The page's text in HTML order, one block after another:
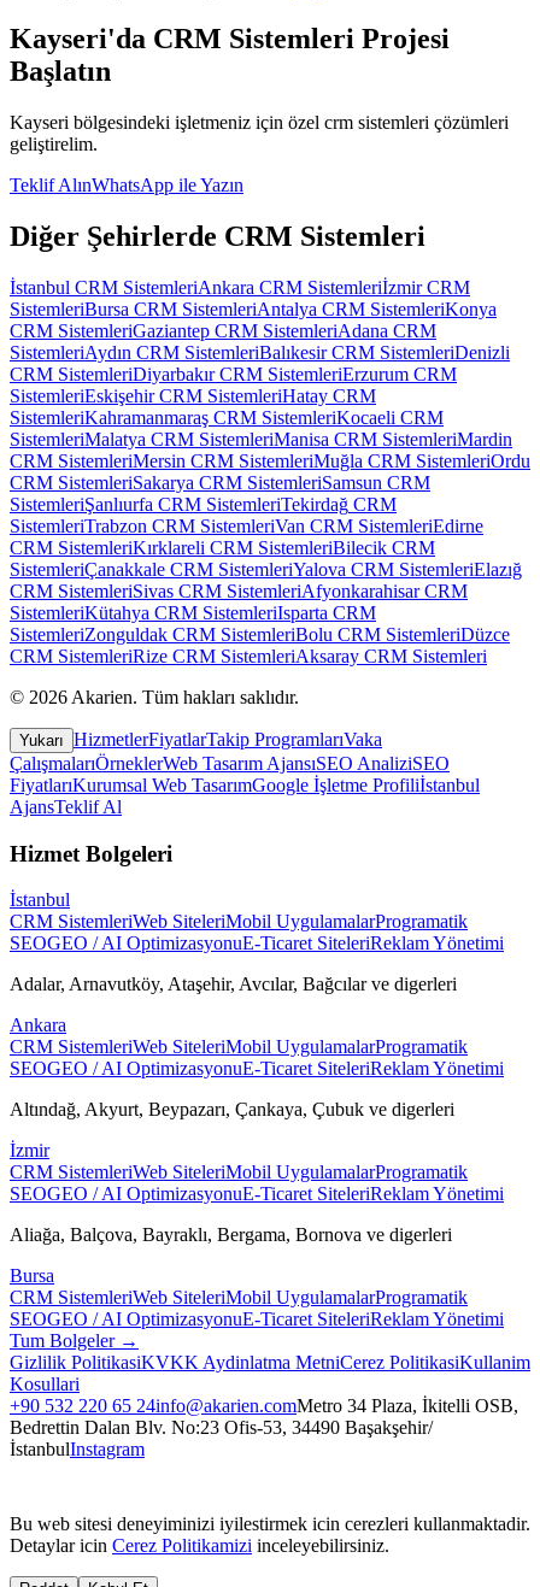
Kayseri'da CRM Sistemleri Projesi
Başlatın
Kayseri bölgesindeki işletmeniz için özel crm sistemleri çözümleri
geliştirelim.
Teklif AlınWhatsApp ile Yazın
Diğer Şehirlerde CRM Sistemleri
İstanbul CRM SistemleriAnkara CRM Sistemleriİzmir CRM
SistemleriBursa CRM SistemleriAntalya CRM SistemleriKonya
CRM SistemleriGaziantep CRM SistemleriAdana CRM
SistemleriAydın CRM SistemleriBalıkesir CRM SistemleriDenizli
CRM SistemleriDiyarbakır CRM SistemleriErzurum CRM
SistemleriEskişehir CRM SistemleriHatay CRM
SistemleriKahramanmaraş CRM SistemleriKocaeli CRM
SistemleriMalatya CRM SistemleriManisa CRM SistemleriMardin
CRM SistemleriMersin CRM SistemleriMuğla CRM SistemleriOrdu
CRM SistemleriSakarya CRM SistemleriSamsun CRM
SistemleriŞanlıurfa CRM SistemleriTekirdağ CRM
SistemleriTrabzon CRM SistemleriVan CRM SistemleriEdirne
CRM SistemleriKırklareli CRM SistemleriBilecik CRM
SistemleriÇanakkale CRM SistemleriYalova CRM SistemleriElazığ
CRM SistemleriSivas CRM SistemleriAfyonkarahisar CRM
SistemleriKütahya CRM SistemleriIsparta CRM
SistemleriZonguldak CRM SistemleriBolu CRM SistemleriDüzce
CRM SistemleriRize CRM SistemleriAksaray CRM Sistemleri
© 2026 Akarien. Tüm hakları saklıdır.
Yukarı HizmetlerFiyatlarTakip ProgramlarıVaka
ÇalışmalarıÖrneklerWeb Tasarım AjansıSEO AnaliziSEO
FiyatlarıKurumsal Web TasarımGoogle İşletme Profiliİstanbul
AjansTeklif Al
Hizmet Bolgeleri
İstanbul
CRM SistemleriWeb SiteleriMobil UygulamalarProgramatik
SEOGEO / AI OptimizasyonuE-Ticaret SiteleriReklam Yönetimi
Adalar, Arnavutköy, Ataşehir, Avcılar, Bağcılarve digerleri
Ankara
CRM SistemleriWeb SiteleriMobil UygulamalarProgramatik
SEOGEO / AI OptimizasyonuE-Ticaret SiteleriReklam Yönetimi
Altındağ, Akyurt, Beypazarı, Çankaya, Çubuk ve digerleri
İzmir
CRM SistemleriWeb SiteleriMobil UygulamalarProgramatik
SEOGEO / AI OptimizasyonuE-Ticaret SiteleriReklam Yönetimi
Aliağa, Balçova, Bayraklı, Bergama, Bornova ve digerleri
Bursa
CRM SistemleriWeb SiteleriMobil UygulamalarProgramatik
SEOGEO / AI OptimizasyonuE-Ticaret SiteleriReklam Yönetimi
Tum Bolgeler →
Gizlilik PolitikasiKVKK Aydinlatma MetniCerez PolitikasiKullanim
Kosullari
+90 532 220 65 24info@akarien.comMetro 34 Plaza, İkitelli OSB,
Bedrettin Dalan Blv. No:23 Ofis-53, 34490 Başakşehir/
İstanbulInstagram
Bu web sitesi deneyiminizi iyilestirmek icin cerezleri kullanmaktadir.
Detaylar icin Cerez Politikamizi inceleyebilirsiniz.